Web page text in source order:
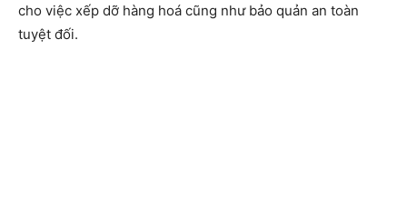
cho việc xếp dỡ hàng hoá cũng như bảo quản an toàn
tuyệt đối.